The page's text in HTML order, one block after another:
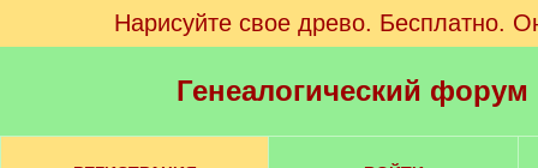
Нарисуйте свое древо. Бесплатно.
Генеалогический